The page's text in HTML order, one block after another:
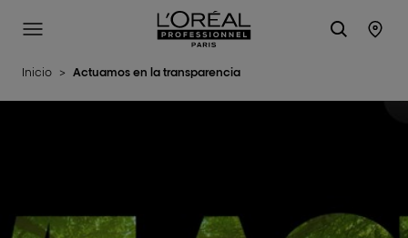
L'Oréal Professionnel Paris
Site Menu
Inicio > Actuamos en la transparencia